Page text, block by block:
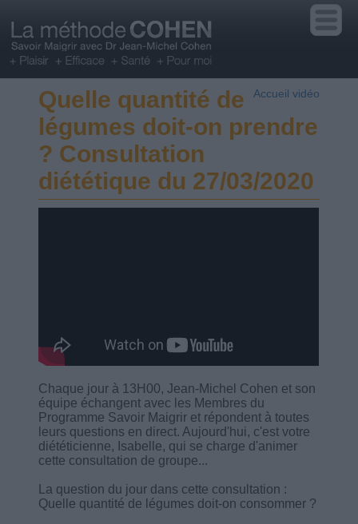
Accueil vidéo
Quelle quantité de
légumes doit-on prendre
? Consultation
diététique du 27/03/2020
Chaque jour à 13H00, Jean-Michel Cohen et son
équipe échangent avec les Membres du
Programme Savoir Maigrir et répondent à toutes
leurs questions en direct. Aujourd'hui, c'est votre
diététicienne, Isabelle, qui se charge d'animer
cette consultation de groupe...
La question du jour dans cette consultation :
Quelle quantité de légumes doit-on consommer ?